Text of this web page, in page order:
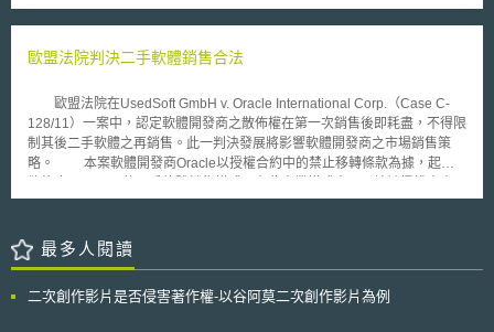
分，2公升的飲料約徵收1美元，以及12瓶裝的飲料約徵收2.16美元。」。
行動，並表示此項稅收並未考慮到低收入戶以及消費者對於無熱量飲料的選
具有歧視性且極不受到歡迎。儘管美國飲料協會耗費了大筆的廣告費用來阻
擋這項稅法的通過，費城市議會最後仍通過這項法案。 類似法案早在
2014年，加州柏克萊市就已通過。只是，費城成為全美第一個針對含糖飲
料課稅的大城市，其造成之影響較為顯著，目的在於減少含糖飲料的消費。
至於其他城市，包括San Francisco(舊金山) 和 Boulder, Colo.(科羅拉多波
德)，正在考慮相似的立法，不過至今尚未通過。
量栽培，然後再回銷日本，尤其近年來這種例子激增，迫使日本政府不得不
法給予「育種家權利」。日本農林水產省並呼籲中、韓等亞洲國家，應該趕
歐盟法院判決二手軟體銷售合法
歐盟法院在UsedSoft GmbH v. Oracle International Corp.（Case C-
128/11）一案中，認定軟體開發商之散佈權在第一次銷售後即耗盡，不得限
制其後二手軟體之再銷售。此一判決發展將影響軟體開發商之市場銷售策
略。 本案軟體開發商Oracle以授權合約中的禁止移轉條款為據，起訴
說明其被授權使用某軟體，同時聲明後續不再使用，相關文件經公證後，
UsedSoft取得軟體。 本案的關鍵點在於著作權是否隨著軟體第一次銷
售而權利耗盡，如權利耗盡則合約中的禁止移轉條款將無任何效力。在傳統
確認的，但網站下載的軟體販售模式，權利是否隨之耗盡，則不無疑問。
最多人閱讀
二次創作影片是否侵害著作權-以谷阿莫二次創作影片為例